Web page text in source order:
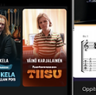
Kokeile
saat
viikon